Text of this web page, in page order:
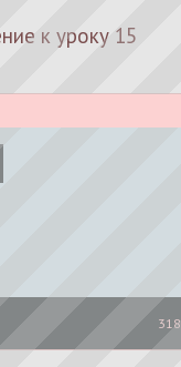
к уроку 15
318